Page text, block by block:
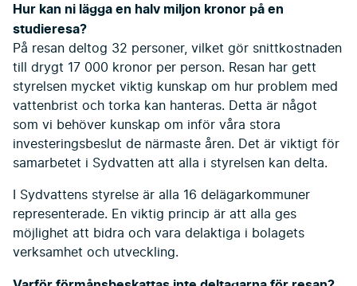
Hur kan ni lägga en halv miljon kronor på en
studieresa?
På resan deltog 32 personer, vilket gör snittkostnaden
till drygt 17 000 kronor per person. Resan har gett
styrelsen mycket viktig kunskap om hur problem med
vattenbrist och torka kan hanteras. Detta är något
som vi behöver kunskap om inför våra stora
investeringsbeslut de närmaste åren. Det är viktigt för
samarbetet i Sydvatten att alla i styrelsen kan delta.
I Sydvattens styrelse är alla 16 delägarkommuner
representerade. En viktig princip är att alla ges
möjlighet att bidra och vara delaktiga i bolagets
verksamhet och utveckling.